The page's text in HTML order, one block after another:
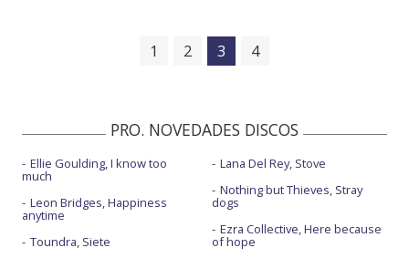
1 2 3 4
PRO. NOVEDADES DISCOS
Ellie Goulding, I know too
much
Leon Bridges, Happiness
anytime
Toundra, Siete
Lana Del Rey, Stove
Nothing but Thieves, Stray
dogs
Ezra Collective, Here because
of hope